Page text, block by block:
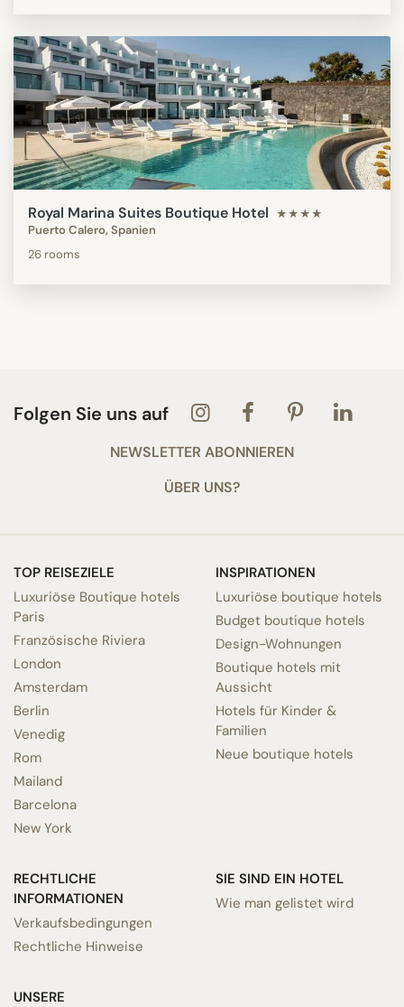
Royal Marina Suites Boutique Hotel ★★★★
Puerto Calero, Spanien
26 rooms
Folgen Sie uns auf
NEWSLETTER ABONNIEREN
ÜBER UNS?
TOP REISEZIELE
Luxuriöse Boutique hotels
Paris
Französische Riviera
London
Amsterdam
Berlin
Venedig
Rom
Mailand
Barcelona
New York
INSPIRATIONEN
Luxuriöse boutique hotels
Budget boutique hotels
Design-Wohnungen
Boutique hotels mit
Aussicht
Hotels für Kinder &
Familien
Neue boutique hotels
RECHTLICHE
INFORMATIONEN
Verkaufsbedingungen
Rechtliche Hinweise
UNSERE
SIE SIND EIN HOTEL
Wie man gelistet wird